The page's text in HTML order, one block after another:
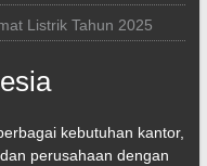
Listrik Tahun 2025
kebutuhan kantor,
perusahaan dengan